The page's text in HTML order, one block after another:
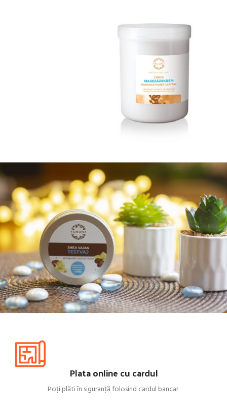
TratamenteCORPORALE
Ingredientele dezvolta elasticitatea pielii, totodata
regenereaza echilibrul acesteia.
VEZI TOATE
Îngrijirea
PIELII
Plata online cu cardul
Poți plăti în siguranță folosind cardul bancar